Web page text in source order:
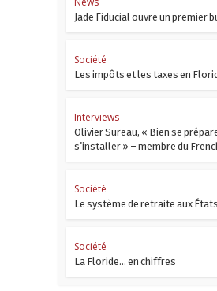
Jade Fiducial ouvre un premier
Société
Les impôts et les taxes en
Interviews
Olivier Sureau, « Bien se
s’installer » – membre du
Société
Le système de retraite aux
Société
La Floride… en chiffres